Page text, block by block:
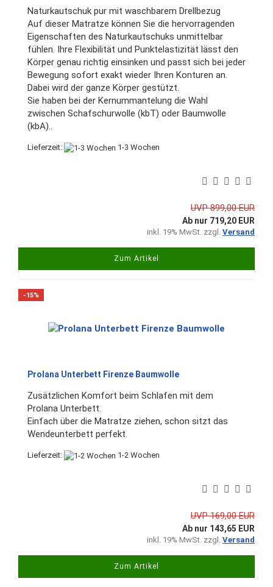
Naturkautschuk pur mit waschbarem Drellbezug
Auf dieser Matratze können Sie die hervorragenden
Eigenschaften des Naturkautschuks unmittelbar
fühlen. Ihre Flexibilität und Punktelastizität lässt den
Körper genau richtig einsinken und passt sich bei jeder
Bewegung sofort exakt wieder Ihren Konturen an.
Dabei wird der ganze Körper gestützt.
Sie haben bei der Kernummantelung die Wahl
zwischen Schafschurwolle (kbT) oder Baumwolle
(kbA)..
Lieferzeit: 1-3 Wochen
UVP 899,00 EUR
Ab nur 719,20 EUR
inkl. 19% MwSt. zzgl. Versand
Zum Artikel
-15%
Prolana Unterbett Firenze Baumwolle
Zusätzlichen Komfort beim Schlafen mit dem
Prolana Unterbett.
Einfach über die Matratze ziehen, schon sitzt das
Wendeunterbett perfekt.
Lieferzeit: 1-2 Wochen
UVP 169,00 EUR
Ab nur 143,65 EUR
inkl. 19% MwSt. zzgl. Versand
Zum Artikel